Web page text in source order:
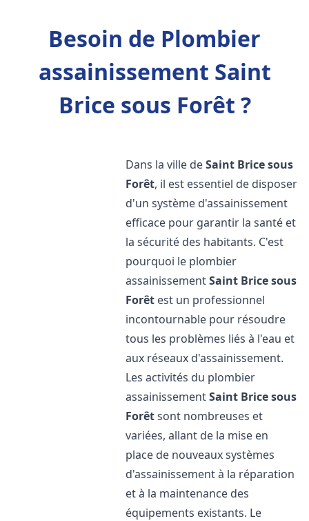
Besoin de Plombier
assainissement Saint
Brice sous Forêt ?
Dans la ville deSaint Brice sous
Forêt, il est essentiel de disposer
d'un système d'assainissement
efficace pour garantir la santé et
la sécurité des habitants. C'est
pourquoi le plombier
assainissementSaint Brice sous
Forêt est un professionnel
incontournable pour résoudre
tous les problèmes liés à l'eau et
aux réseaux d'assainissement.
Les activités du plombier
assainissementSaint Brice sous
Forêtsont nombreuses et
variées, allant de la mise en
place de nouveaux systèmes
d'assainissement à la réparation
et à la maintenance des
équipements existants. Le